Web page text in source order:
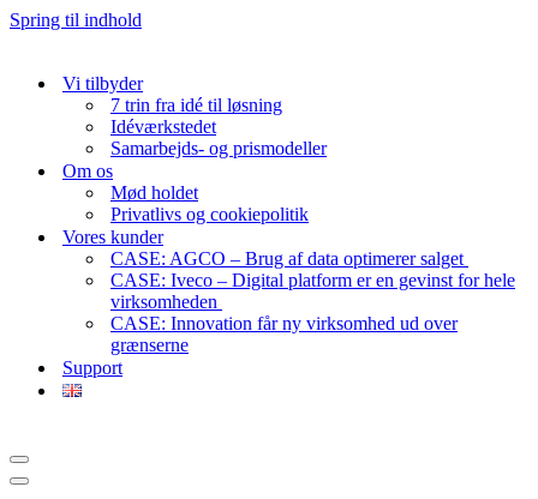
Spring til indhold
Vi tilbyder
7 trin fra idé til løsning
Idéværkstedet
Samarbejds- og prismodeller
Om os
Mød holdet
Privatlivs og cookiepolitik
Vores kunder
CASE: AGCO – Brug af data optimerer salget
CASE: Iveco – Digital platform er en gevinst for hele
virksomheden
CASE: Innovation får ny virksomhed ud over
grænserne
Support
Navigation
menu
Navigation